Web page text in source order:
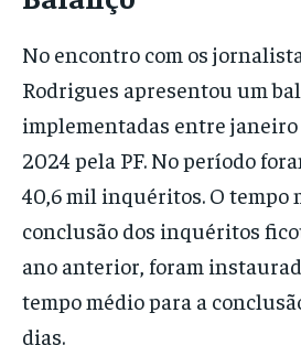
No encontro com os
Rodrigues apresentou um
implementadas entre
2024 pela PF. No período
40,6 mil inquéritos. O tempo
conclusão dos inquéritos
ano anterior, foram
tempo médio para a
dias.